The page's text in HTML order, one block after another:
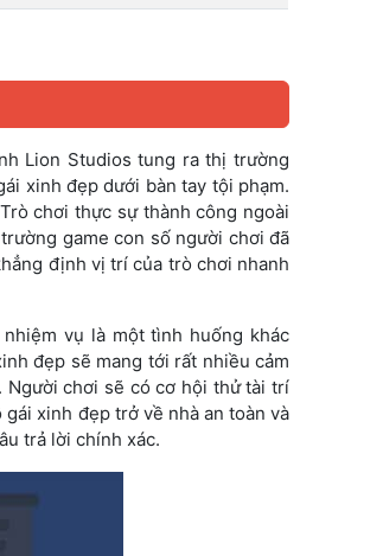
Lion Studios tung ra thị trường
xinh đẹp dưới bàn tay tội phạm.
chơi thực sự thành công ngoài
game con số người chơi đã
định vị trí của trò chơi nhanh
vụ là một tình huống khác
đẹp sẽ mang tới rất nhiều cảm
Người chơi sẽ có cơ hội thử tài trí
xinh đẹp trở về nhà an toàn và
trả lời chính xác.